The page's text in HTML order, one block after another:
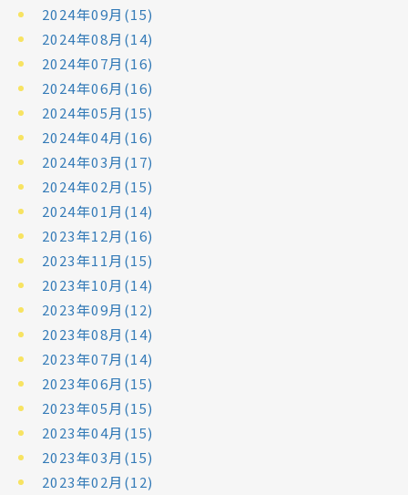
2024年09月(15)
2024年08月(14)
2024年07月(16)
2024年06月(16)
2024年05月(15)
2024年04月(16)
2024年03月(17)
2024年02月(15)
2024年01月(14)
2023年12月(16)
2023年11月(15)
2023年10月(14)
2023年09月(12)
2023年08月(14)
2023年07月(14)
2023年06月(15)
2023年05月(15)
2023年04月(15)
2023年03月(15)
2023年02月(12)